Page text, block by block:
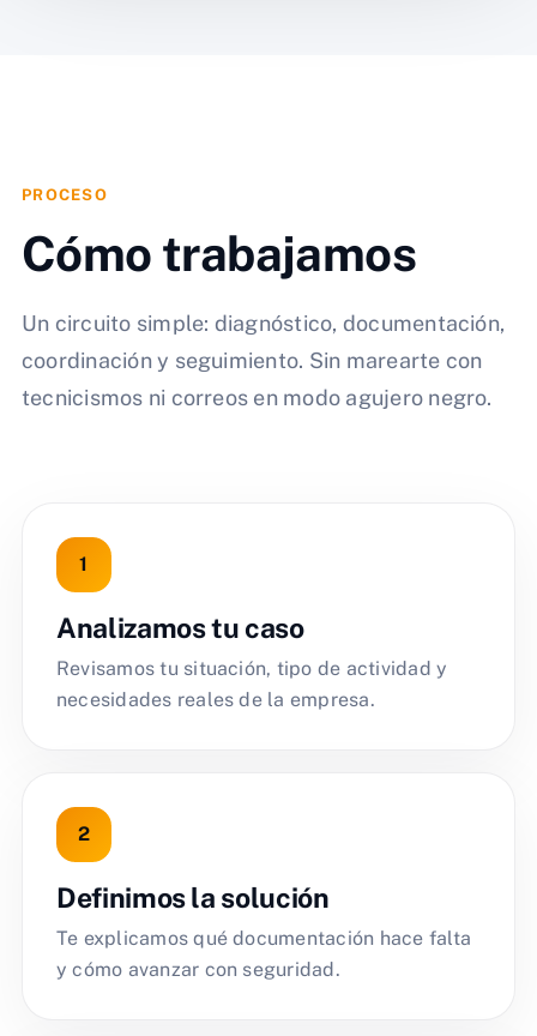
PROCESO
Cómo trabajamos
Un circuito simple: diagnóstico, documentación,
coordinación y seguimiento. Sin marearte con
tecnicismos ni correos en modo agujero negro.
Analizamos tu caso
Revisamos tu situación, tipo de actividad y
necesidades reales de la empresa.
Definimos la solución
Te explicamos qué documentación hace falta
y cómo avanzar con seguridad.